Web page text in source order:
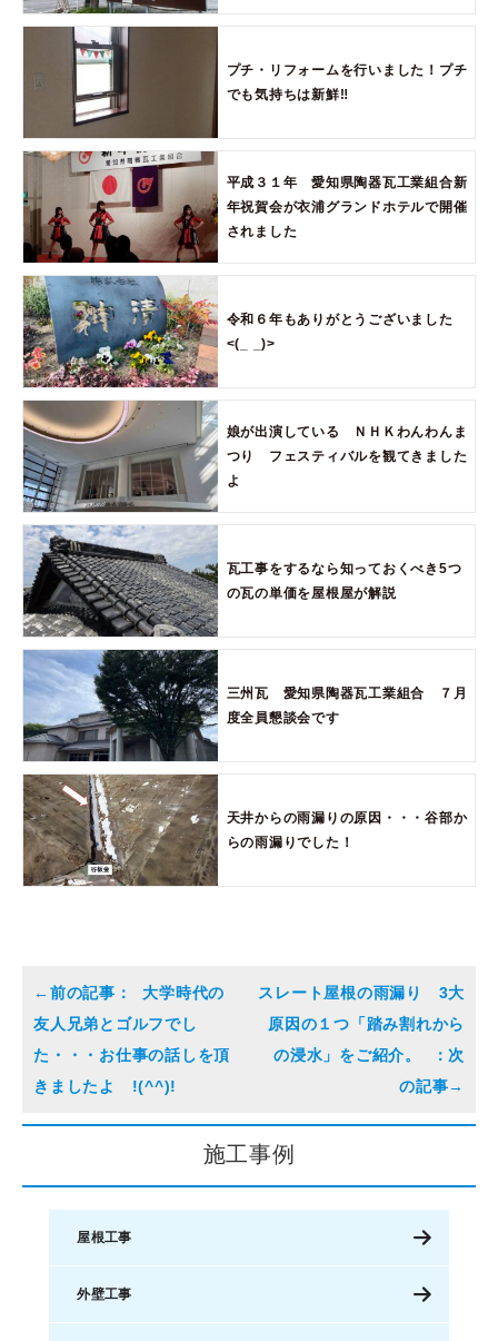
プチ・リフォームを行いました！プチ
でも気持ちは新鮮‼︎
平成３１年 愛知県陶器瓦工業組合新
年祝賀会が衣浦グランドホテルで開催
されました
令和６年もありがとうございました
<(_ _)>
娘が出演している ＮＨＫわんわんま
つり フェスティバルを観てきました
よ
瓦工事をするなら知っておくべき5つ
の瓦の単価を屋根屋が解説
三州瓦 愛知県陶器瓦工業組合 ７月
度全員懇談会です
天井からの雨漏りの原因・・・谷部か
らの雨漏りでした！
大学時代の
友人兄弟とゴルフでし
た・・・お仕事の話しを頂
きましたよ !(^^)!
スレート屋根の雨漏り 3大
原因の１つ「踏み割れから
の浸水」をご紹介。
施工事例
屋根工事
外壁工事